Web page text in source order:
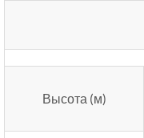
Высота (м)